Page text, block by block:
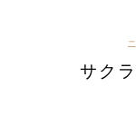
サク